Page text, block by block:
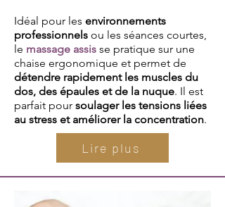
Idéal pour les environnements
professionnels ou les séances courtes,
le massage assis se pratique sur une
chaise ergonomique et permet de
détendre rapidement les muscles du
dos, des épaules et de la nuque. Il est
parfait pour soulager les tensions liées
au stress et améliorer la concentration.
Lire plus